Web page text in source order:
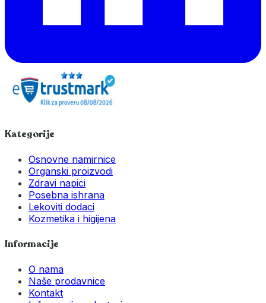
Kategorije
Osnovne namirnice
Organski proizvodi
Zdravi napici
Posebna ishrana
Lekoviti dodaci
Kozmetika i higijena
Informacije
O nama
Naše prodavnice
Kontakt